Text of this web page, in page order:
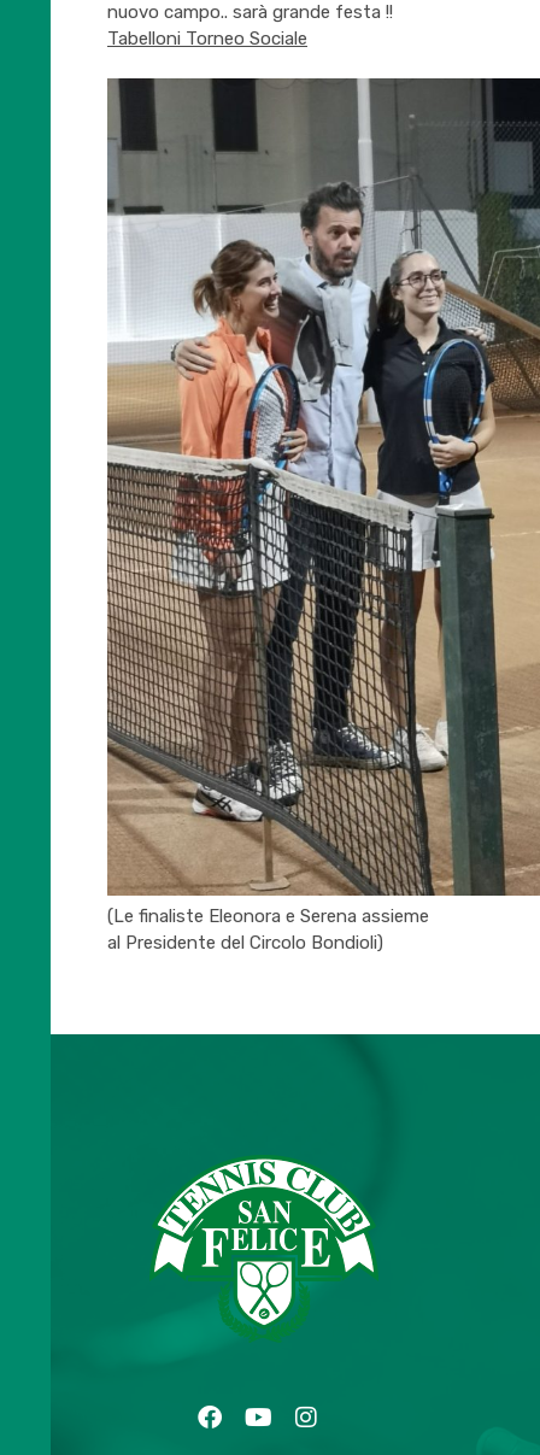
nuovo campo.. sarà grande festa !!
Tabelloni Torneo Sociale
(Le finaliste Eleonora e Serena assieme
al Presidente del Circolo Bondioli)